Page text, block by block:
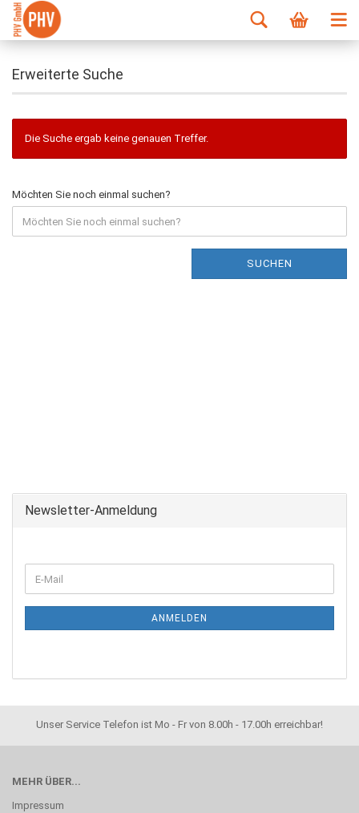
Erweiterte Suche
Die Suche ergab keine genauen Treffer.
Möchten Sie noch einmal suchen?
SUCHEN
Newsletter-Anmeldung
ANMELDEN
Unser Service Telefon ist Mo - Fr von 8.00h - 17.00h erreichbar!
MEHR ÜBER...
Impressum